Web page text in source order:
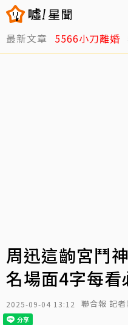
最新文章 5566小刀離婚
周迅這齣宮鬥
名場面4字每看
2025-09-04 13:12 聯合報 記